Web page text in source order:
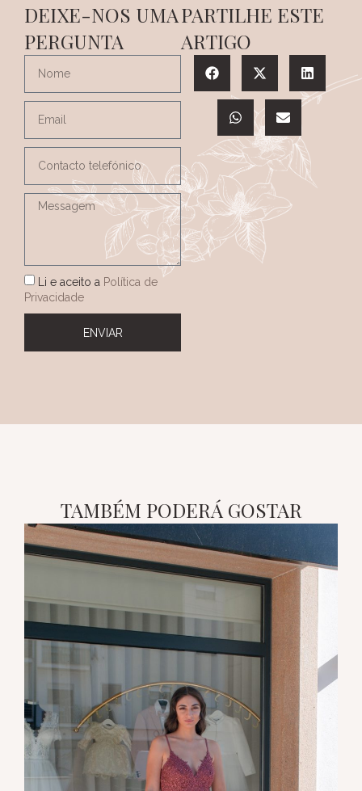
DEIXE-NOS UMA
PERGUNTA
Li e aceito a Política de
Privacidade
ENVIAR
PARTILHE ESTE
ARTIGO
TAMBÉM PODERÁ GOSTAR